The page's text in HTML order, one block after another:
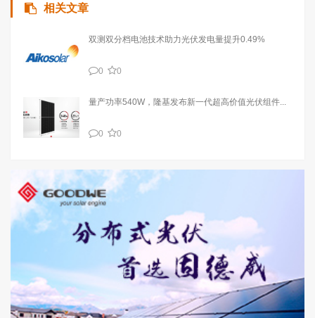
相关文章
双测双分档电池技术助力光伏发电量提升0.49%
0 0
量产功率540W，隆基发布新一代超高价值光伏组件...
0 0